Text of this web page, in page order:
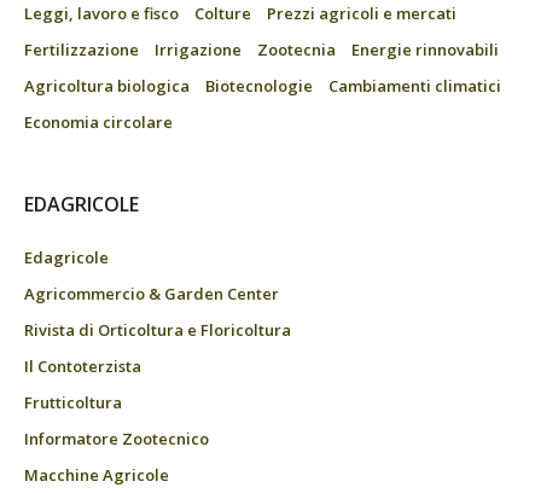
Leggi, lavoro e fisco
Colture
Prezzi agricoli e mercati
Fertilizzazione
Irrigazione Zootecnia
Energie rinnovabili
Agricoltura biologica
Biotecnologie
Cambiamenti climatici
Economia circolare
EDAGRICOLE
Edagricole
Agricommercio & Garden Center
Rivista di Orticoltura e Floricoltura
Il Contoterzista
Frutticoltura
Informatore Zootecnico
Macchine Agricole